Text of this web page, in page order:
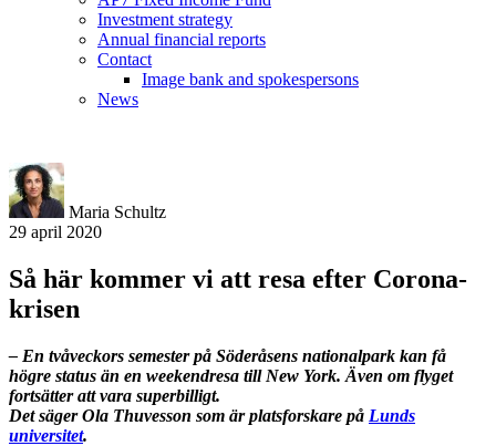
Investment strategy
Annual financial reports
Contact
Image bank and spokespersons
News
Maria Schultz
29 april 2020
Så här kommer vi att resa efter Corona-
krisen
– En tvåveckors semester på Söderåsens nationalpark kan få
högre status än en weekendresa till New York. Även om flyget
fortsätter att vara superbilligt.
Det säger Ola Thuvesson som är platsforskare på Lunds
universitet.